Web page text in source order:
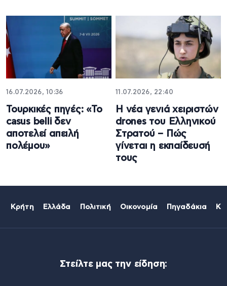
16.07.2026, 10:36
Τουρκικές πηγές: «Το
casus belli δεν
αποτελεί απειλή
πολέμου»
11.07.2026, 22:40
Η νέα γενιά χειριστών
drones του Ελληνικού
Στρατού – Πώς
γίνεται η εκπαίδευσή
τους
Κρήτη Ελλάδα Πολιτική Οικονομία Πηγαδάκια
Στείλτε μας την είδηση: